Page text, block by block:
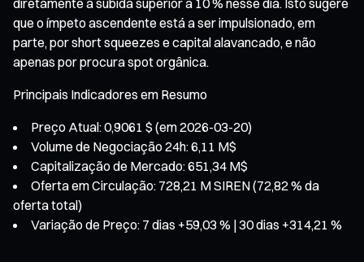
que o ímpeto ascendente está a ser impulsionado, em
parte, por short squeezes e capital alavancado, e não
apenas por procura spot orgânica.
Principais Indicadores em Resumo
Preço Atual: 0,9061 $ (em 2026-03-20)
Volume de Negociação 24h: 6,11 M$
Capitalização de Mercado: 651,34 M$
Oferta em Circulação: 728,21 M SIREN (72,82 % da
oferta total)
Variação de Preço: 7 dias +59,03 % | 30 dias +314,21 %